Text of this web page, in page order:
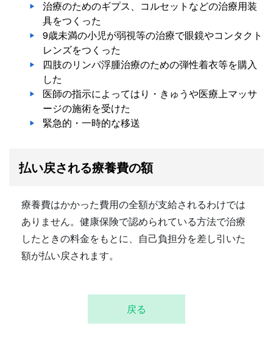
治療のためのギプス、コルセットなどの治療用装
具をつくった
9歳未満の小児が弱視等の治療で眼鏡やコンタクト
レンズをつくった
四肢のリンパ浮腫治療のための弾性着衣等を購入
した
医師の指示によってはり・きゅうや医療上マッサ
ージの施術を受けた
緊急的・一時的な移送
払い戻される療養費の額
療養費はかかった費用の全額が支給されるわけでは
ありません。健康保険で認められている方法で治療
したときの料金をもとに、自己負担分を差し引いた
額が払い戻されます。
戻る